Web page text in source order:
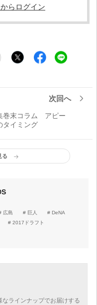
らログイン
次回へ
巻末コラム アピー
タイミング
る
広島 巨人
DeNA
2017ドラフト
ラインナップでお届けする